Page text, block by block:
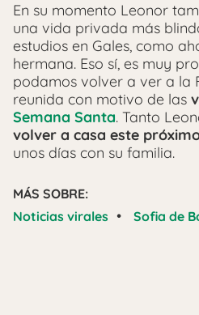
En su momento Leonor
una vida privada más
estudios en Gales, como
hermana. Eso sí, es muy
podamos volver a ver a la
reunida con motivo de las
Semana Santa. Tanto
volver a casa este
unos días con su familia.
MÁS SOBRE:
Noticias virales • Sofia de